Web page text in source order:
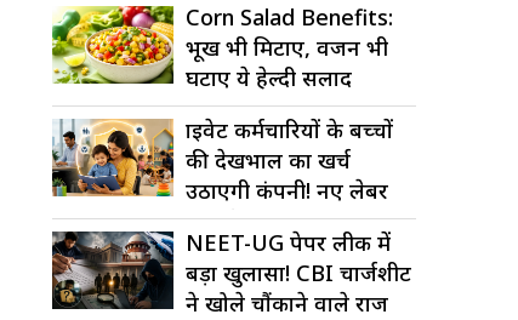
Corn Salad Benefits:
भूख भी मिटाए, वजन भी
घटाए ये हेल्दी सलाद
प्राइवेट कर्मचारियों के बच्चों
की देखभाल का खर्च
उठाएगी कंपनी! नए लेबर
कोड में बड़ा...
NEET-UG पेपर लीक में
बड़ा खुलासा! CBI चार्जशीट
ने खोले चौंकाने वाले राज